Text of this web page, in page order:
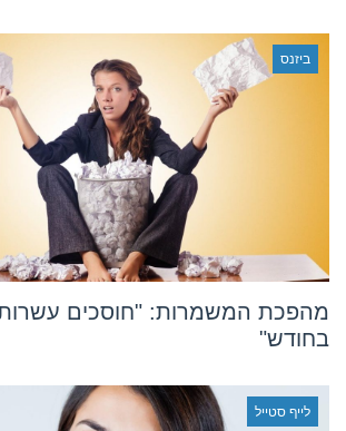
ביזנס
מהפכת המשמרות: "חוסכים
בחודש"
לייף סטייל